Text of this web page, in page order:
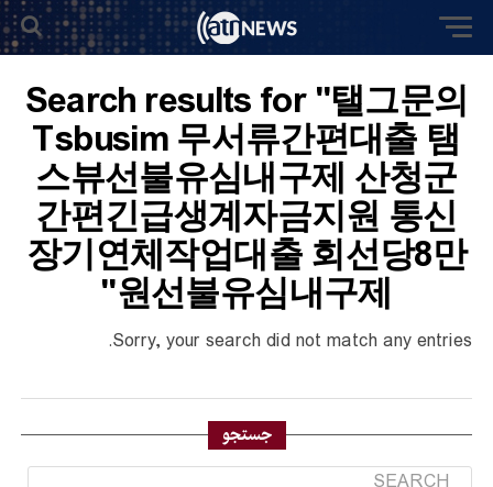
Search results for "탤그문의
Tsbusim 무서류간편대출 탬
스뷰선불유심내구제 산청군
간편긴급생계자금지원 통신
장기연체작업대출 회선당8만
원선불유심내구제"
Sorry, your search did not match any entries.
جستجو